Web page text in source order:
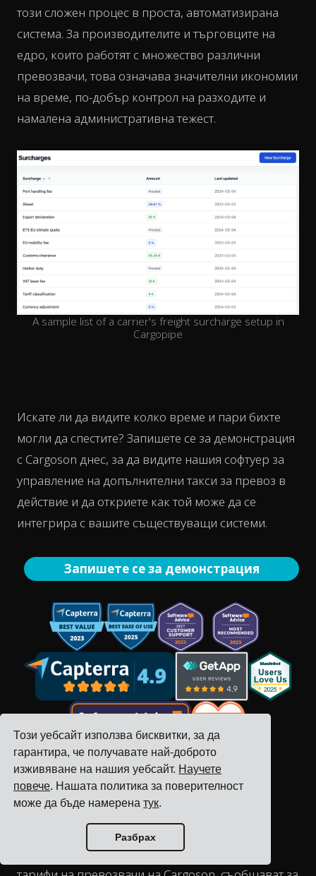
Този уебсайт използва бисквитки, за да
гарантира, че получавате най-доброто
изживяване на нашия уебсайт. Научете
повече. Нашата политика за поверителност
може да бъде намеренатук.
Разбрах
този сложен процес в проста, автоматизирана
система. За производителите и търговците на
едро, които работят с множество различни
превозвачи, това означава значителни икономии
на време, по-добър контрол на разходите и
намалена административна тежест.
A sample list of a carrier's freight surcharge setup in
Cargopipe
Искате ли да видите колко време и пари бихте
могли да спестите? Запишете се за демонстрация
с Cargoson днес, за да видите нашия софтуер за
управление на допълнителни такси за превоз в
действие и да откриете как той може да се
интегрира с вашите съществуващи системи.
Запишете се за демонстрация
Отзиви на клиенти
Компаниите, използващи управлението на